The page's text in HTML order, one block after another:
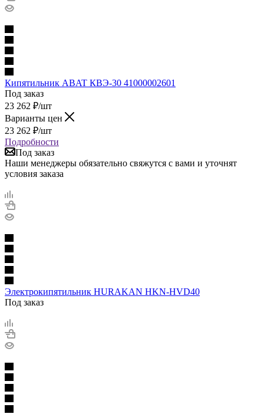
Кипятильник ABAT КВЭ-30 41000002601
Под заказ
23 262 ₽/шт
Варианты цен
23 262 ₽/шт
Подробности
Под заказ
Наши менеджеры обязательно свяжутся с вами и уточнят
условия заказа
Электрокипятильник HURAKAN HKN-HVD40
Под заказ